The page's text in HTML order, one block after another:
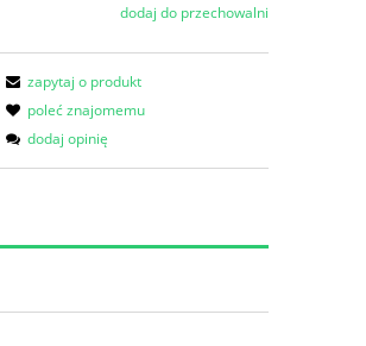
dodaj do przechowalni
zapytaj o produkt
poleć znajomemu
dodaj opinię